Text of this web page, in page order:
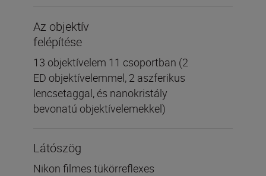
Az objektív
felépítése
13 objektívelem 11 csoportban (2
ED objektívelemmel, 2 aszferikus
lencsetaggal, és nanokristály
bevonatú objektívelemekkel)
Látószög
Nikon filmes tükörreflexes